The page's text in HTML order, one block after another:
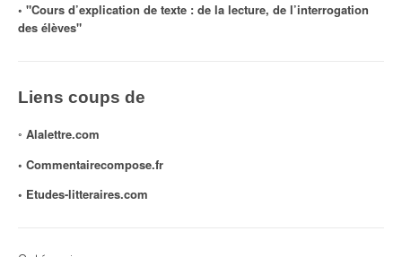
◦ "Cours d’explication de texte : de la lecture, de l’interrogation
des élèves"
Liens coups de
◦ Alalettre.com
◦ Commentairecompose.fr
◦ Etudes-litteraires.com